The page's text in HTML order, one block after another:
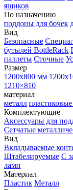
ящиков
По назначению
поддоны для бочек
Вид
Безопасные
бутылей BottleRack
паллеты Сточные
Размер
1200х800 мм
1210×810
материал
металл
Комплектующие
Аксессуары для
Сетчатые
Вид
Вкладываемые
Штабелируемые С
ламп
Материал
Пластик Металл